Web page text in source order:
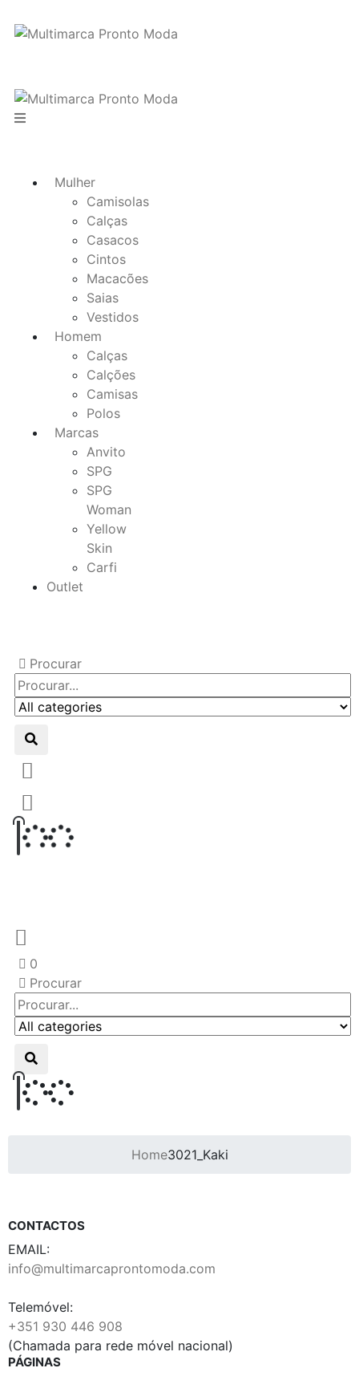
Mulher
Camisolas
Calças
Casacos
Cintos
Macacões
Saias
Vestidos
Homem
Calças
Calções
Camisas
Polos
Marcas
Anvito
SPG
SPG
Woman
Yellow
Skin
Carfi
Outlet
Procurar
0
Procurar
Home3021_Kaki
CONTACTOS
EMAIL:
info@multimarcaprontomoda.com
Telemóvel:
+351 930 446 908
(Chamada para rede móvel nacional)
PÁGINAS